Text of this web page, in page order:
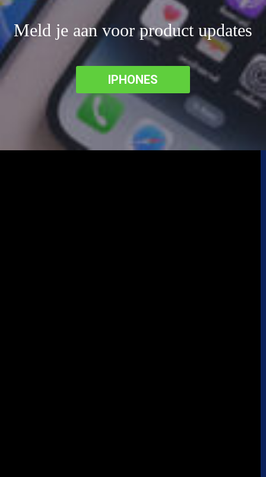
Meld je aan voor product updates
IPHONES